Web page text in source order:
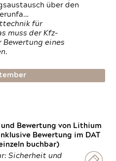
über den
für
muss der Kfz-
Bewertung eines
Bewertung von Lithium
Bewertung im DAT
buchbar)
Sicherheit und